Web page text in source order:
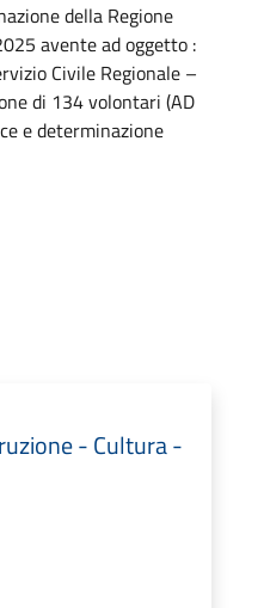
della Regione
avente ad oggetto :
Civile Regionale –
di 134 volontari (AD
e determinazione
- Cultura -